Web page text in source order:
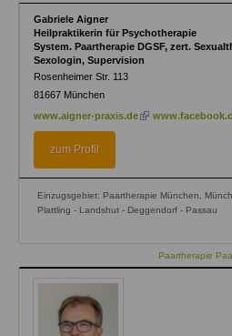
Gabriele Aigner
Heilpraktikerin für Psychotherapie
System. Paartherapie DGSF, zert.
Sexologin, Supervision
Rosenheimer Str. 113
81667 München
www.aigner-praxis.de (link
zum Profil
Einzugsgebiet: Paartherapie München,
Plattling - Landshut - Deggendorf - Passau
Paartherapie